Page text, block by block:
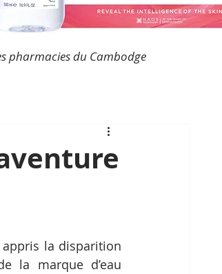
pharmacies du Cambodge
appris la disparition
la marque d’eau